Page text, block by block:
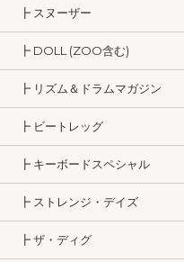
┣ スヌーザー
┣ DOLL (ZOO含む)
┣ リズム＆ドラムマガジン
┣ ビートレッグ
┣ キーボードスペシャル
┣ ストレンジ・デイズ
┣ ザ・ディグ